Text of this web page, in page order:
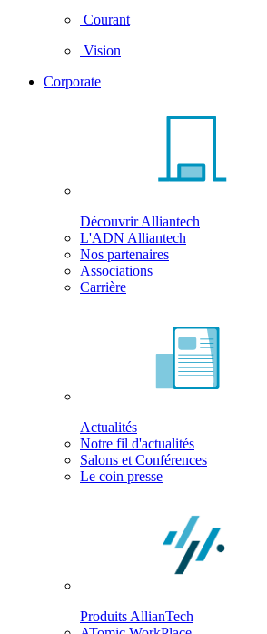
Courant
Vision
Corporate
Découvrir Alliantech
L'ADN Alliantech
Nos partenaires
Associations
Carrière
Actualités
Notre fil d'actualités
Salons et Conférences
Le coin presse
Produits AllianTech